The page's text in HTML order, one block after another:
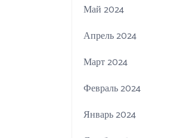
Май 2024
Апрель 2024
Март 2024
Февраль 2024
Январь 2024